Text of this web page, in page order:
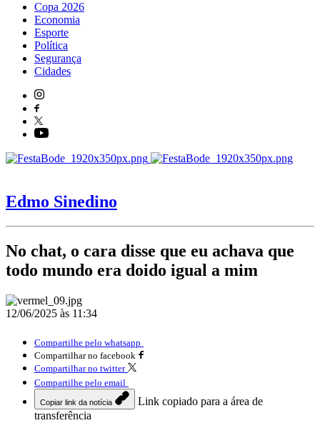
Copa 2026
Economia
Esporte
Política
Segurança
Cidades
Edmo Sinedino
No chat, o cara disse que eu achava que
todo mundo era doido igual a mim
12/06/2025 às 11:34
Compartilhe pelo whatsapp
Compartilhar no facebook
Compartilhar no twitter
Compartilhe pelo email
Copiar link da notícia
Link copiado para a área de
transferência